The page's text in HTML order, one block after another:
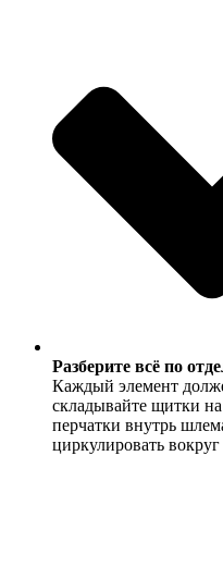
Разберите всё по
Каждый элемент
складывайте щитки
перчатки внутрь
циркулировать